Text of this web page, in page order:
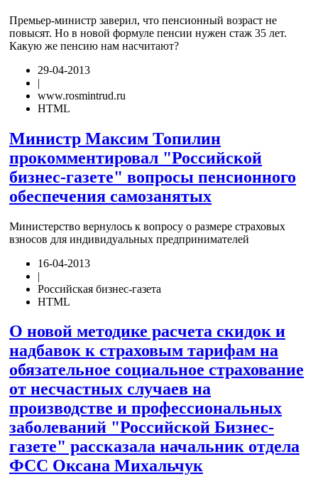
Премьер-министр заверил, что пенсионный возраст не
повысят. Но в новой формуле пенсии нужен стаж 35 лет.
Какую же пенсию нам насчитают?
29-04-2013
|
www.rosmintrud.ru
HTML
Министр Максим Топилин
прокомментировал "Российской
бизнес-газете" вопросы пенсионного
обеспечения самозанятых
Министерство вернулось к вопросу о размере страховых
взносов для индивидуальных предпринимателей
16-04-2013
|
Российская бизнес-газета
HTML
О новой методике расчета скидок и
надбавок к страховым тарифам на
обязательное социальное страхование
от несчастных случаев на
производстве и профессиональных
заболеваний "Российской Бизнес-
газете" рассказала начальник отдела
ФСС Оксана Михальчук